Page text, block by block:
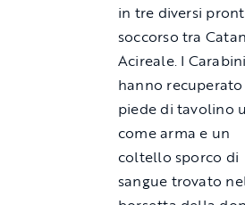
in tre diversi
soccorso tra
Acireale. I
hanno
piede di tavolino
come arma e un
coltello sporco di
sangue trovato